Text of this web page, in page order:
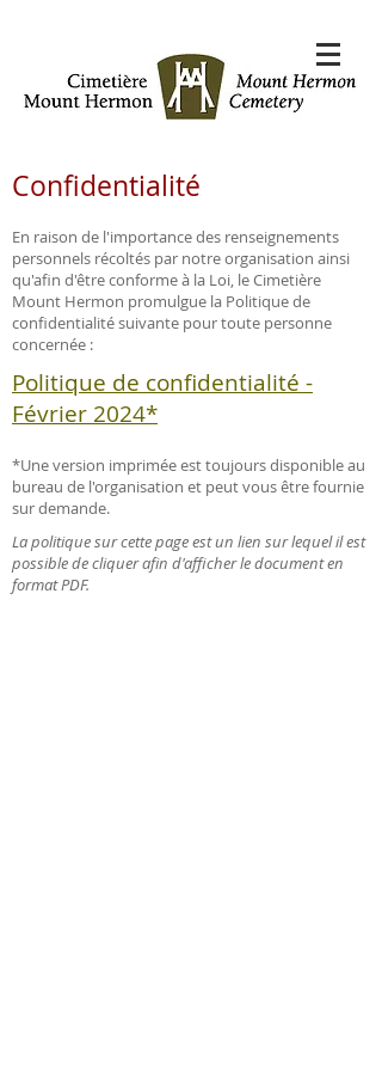
Confidentialité
En raison de l'importance des renseignements
personnels récoltés par notre organisation ainsi
qu'afin d'être conforme à la Loi, le Cimetière
Mount Hermon promulgue la Politique de
confidentialité suivante pour toute personne
concernée :
Politique de confidentialité -
Février 2024*
*Une version imprimée est toujours disponible au
bureau de l'organisation et peut vous être fournie
sur demande.
La politique sur cette page est un lien sur lequel il est
possible de cliquer afin d'afficher le document en
format PDF.